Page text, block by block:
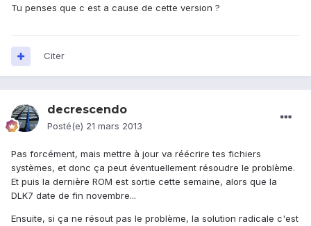
Tu penses que c est a cause de cette version ?
Citer
decrescendo
Posté(e) 21 mars 2013
Pas forcément, mais mettre à jour va réécrire tes fichiers
systèmes, et donc ça peut éventuellement résoudre le problème.
Et puis la dernière ROM est sortie cette semaine, alors que la
DLK7 date de fin novembre...
Ensuite, si ça ne résout pas le problème, la solution radicale c'est